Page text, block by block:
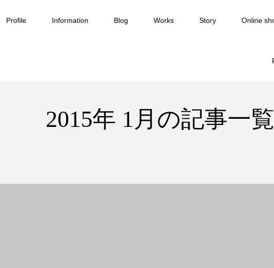
Profile Information Blog Works Story Online
2015年 1月の記事一覧